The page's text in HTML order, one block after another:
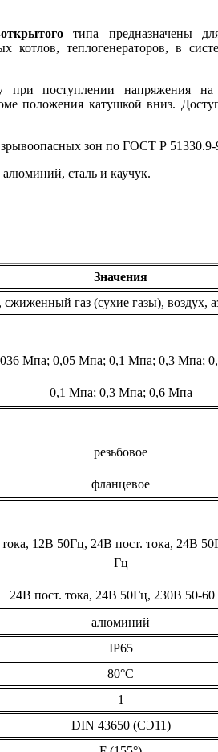
типа предназначены
котлов, теплогенераторов, в
при поступлении напряжения
положения катушкой вниз.
зон по ГОСТ Р 51330.9-
сталь и каучук.
Значения
сжиженный газ (сухие газы), воздух,
Мпа; 0,05 Мпа; 0,1 Мпа; 0,3 Мпа;
0,1 Мпа; 0,3 Мпа; 0,6 Мпа
резьбовое
фланцевое
12В 50Гц, 24В пост. тока, 24В
Гц
24В пост. тока, 24В 50Гц, 230В 50-60
алюминий
IP65
80°С
1
DIN 43650 (СЭ11)